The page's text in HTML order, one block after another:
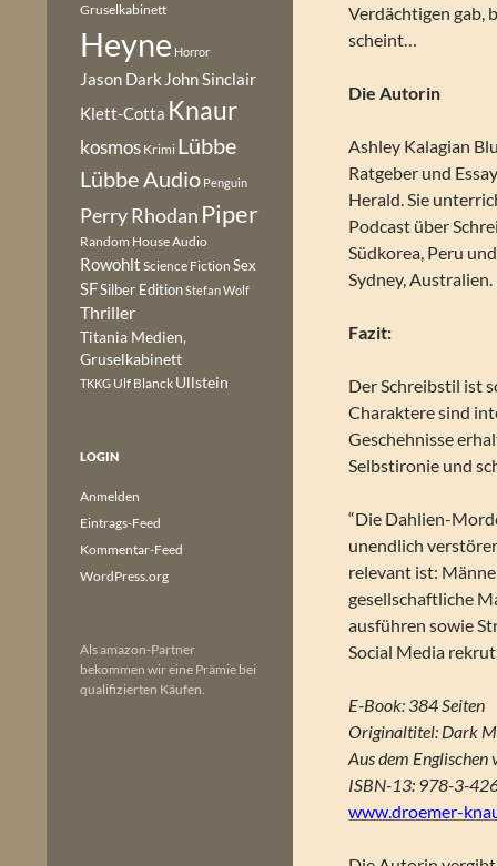
Verdächtigen gab,
scheint…
Die Autorin
Ashley Kalagian
Ratgeber und
Herald. Sie
Podcast über
Südkorea, Peru
Sydney,
Fazit:
Der Schreibstil ist
Charaktere sind
Geschehnisse
Selbstironie und
“Die Dahlien-
unendlich
relevant ist:
gesellschaftliche
ausführen sowie
Social Media
E-Book: 384 Seiten
Originaltitel: Dark
Aus dem
ISBN-13: 978-3-
www.droemer-
Gruselkabinett
Heyne Horror
Jason Dark John Sinclair
Klett-Cotta Knaur
kosmos Krimi Lübbe
Lübbe Audio Penguin
Perry Rhodan Piper
Random House Audio
Rowohlt Science Fiction Sex
SFSilber EditionStefan Wolf
Thriller
Titania Medien,
Gruselkabinett
TKKG Ulf Blanck Ullstein
LOGIN
Anmelden
Eintrags-Feed
Kommentar-Feed
WordPress.org
Als amazon-Partner
bekommen wir eine Prämie bei
qualifizierten Käufen.